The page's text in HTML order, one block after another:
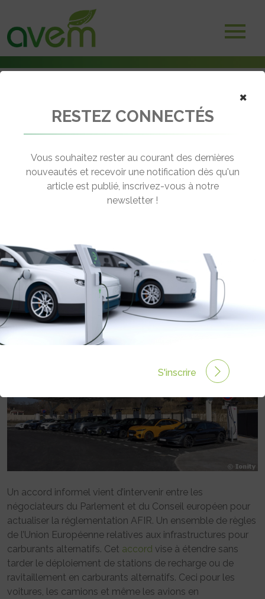
Union Européenne : de nouveaux objectifs pour la recharge rapide
← Revenir aux actualités
NOUVEAUX OBJECTIFS POUR LA
RECHARGE RAPIDE
Rédigé par Emmanuel Maumon le 03 Avr 2023 à 06:00
0 commentaires
Un accord informel vient d’intervenir entre les
négociateurs du Parlement et du Conseil européen pour
actualiser la réglementation AFIR. Un ensemble de règles
de l’Union Européenne relatives aux infrastructures pour
carburants alternatifs. Cet accord vise à étendre sans
tarder le déploiement de stations de recharge ou de
ravitaillement en carburants alternatifs. Ceci pour les
voitures, les camions et même les avions en
×
RESTEZ CONNECTÉS
Vous souhaitez rester au courant des dernières
nouveautés et recevoir une notification dès qu'un
article est publié, inscrivez-vous à notre
newsletter !
S'inscrire